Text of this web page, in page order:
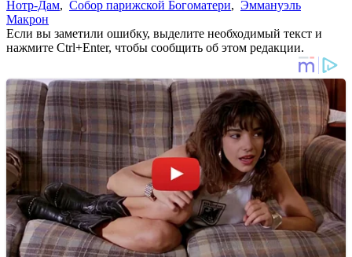
Нотр-Дам, Собор парижской Богоматери, Эммануэль
Макрон
Если вы заметили ошибку, выделите необходимый текст и
нажмите Ctrl+Enter, чтобы сообщить об этом редакции.